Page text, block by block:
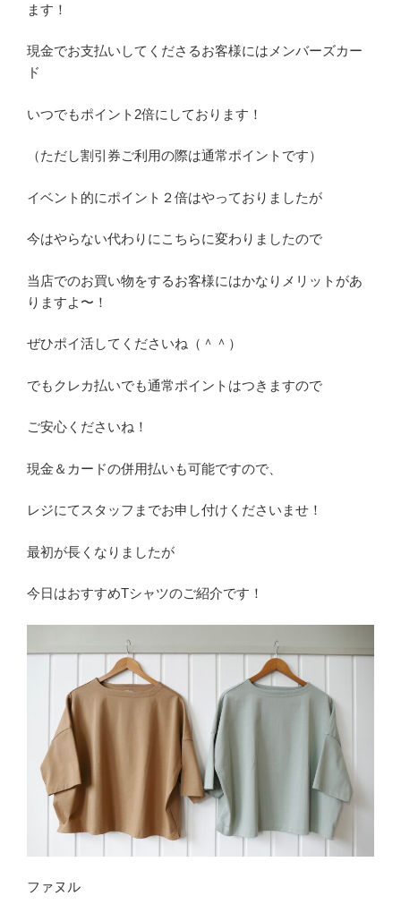
ます！
現金でお支払いしてくださるお客様にはメンバーズカー
ド
いつでもポイント2倍にしております！
（ただし割引券ご利用の際は通常ポイントです）
イベント的にポイント２倍はやっておりましたが
今はやらない代わりにこちらに変わりましたので
当店でのお買い物をするお客様にはかなりメリットがあ
りますよ〜！
ぜひポイ活してくださいね（＾＾）
でもクレカ払いでも通常ポイントはつきますので
ご安心くださいね！
現金＆カードの併用払いも可能ですので、
レジにてスタッフまでお申し付けくださいませ！
最初が長くなりましたが
今日はおすすめTシャツのご紹介です！
ファヌル